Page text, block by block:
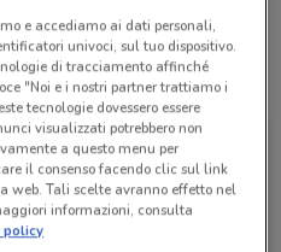
negozio
e accediamo ai dati personali,
univoci, sul tuo dispositivo.
di tracciamento affinché
"Noi e i nostri partner trattiamo i
tecnologie dovessero essere
visualizzati potrebbero non
a questo menu per
il consenso facendo clic sul link
web. Tali scelte avranno effetto nel
informazioni, consulta
policy